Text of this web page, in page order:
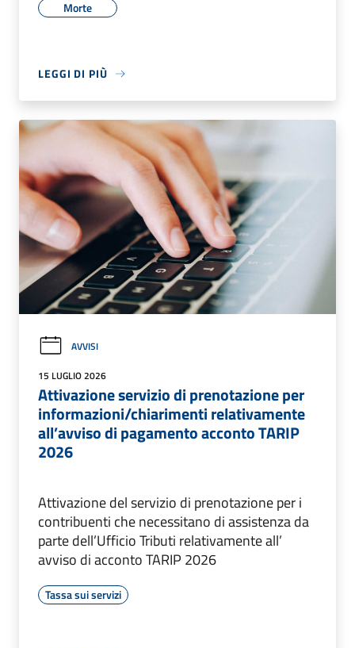
Morte
LEGGI DI PIÙ
AVVISI
15 LUGLIO 2026
Attivazione servizio di prenotazione per
informazioni/chiarimenti relativamente
all’avviso di pagamento acconto TARIP
2026
Attivazione del servizio di prenotazione per i
contribuenti che necessitano di assistenza da
parte dell’Ufficio Tributi relativamente all’
avviso di acconto TARIP 2026
Tassa sui servizi